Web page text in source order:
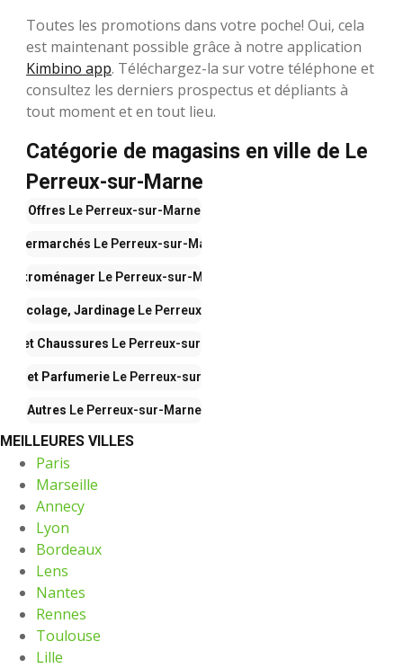
Toutes les promotions dans votre poche! Oui, cela
est maintenant possible grâce à notre application
Kimbino app. Téléchargez-la sur votre téléphone et
consultez les derniers prospectus et dépliants à
tout moment et en tout lieu.
Catégorie de magasins en ville de Le
Perreux-sur-Marne
Offres Le Perreux-sur-Marne
Supermarchés Le Perreux-sur-Marne
Le Perreux-sur-Marne
Bricolage, Jardinage Le Perreux-sur-Marne
et Chaussures Le Perreux-sur-Marne
et Parfumerie Le Perreux-sur-Marne
Autres Le Perreux-sur-Marne
MEILLEURES VILLES
Paris
Marseille
Annecy
Lyon
Bordeaux
Lens
Nantes
Rennes
Toulouse
Lille